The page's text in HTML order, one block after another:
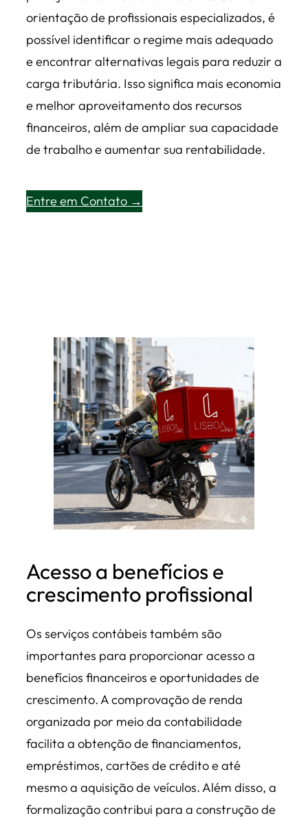
orientação de profissionais especializados, é
possível identificar o regime mais adequado
e encontrar alternativas legais para reduzir a
carga tributária. Isso significa mais economia
e melhor aproveitamento dos recursos
financeiros, além de ampliar sua capacidade
de trabalho e aumentar sua rentabilidade.
Entre em Contato →
Acesso a benefícios e
crescimento profissional
Os serviços contábeis também são
importantes para proporcionar acesso a
benefícios financeiros e oportunidades de
crescimento. A comprovação de renda
organizada por meio da contabilidade
facilita a obtenção de financiamentos,
empréstimos, cartões de crédito e até
mesmo a aquisição de veículos. Além disso, a
formalização contribui para a construção de